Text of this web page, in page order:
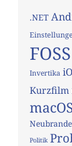
.NET
FOSS
Invertika
Kurzfilm
Politik